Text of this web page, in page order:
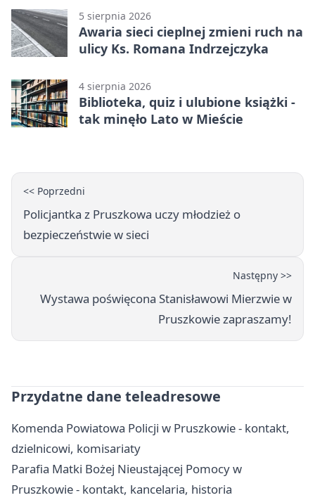
5 sierpnia 2026
Awaria sieci cieplnej zmieni ruch na
ulicy Ks. Romana Indrzejczyka
4 sierpnia 2026
Biblioteka, quiz i ulubione książki -
tak minęło Lato w Mieście
<< Poprzedni
Policjantka z Pruszkowa uczy młodzież o
bezpieczeństwie w sieci
Następny >>
Wystawa poświęcona Stanisławowi Mierzwie w
Pruszkowie zapraszamy!
Przydatne dane teleadresowe
Komenda Powiatowa Policji w Pruszkowie - kontakt,
dzielnicowi, komisariaty
Parafia Matki Bożej Nieustającej Pomocy w
Pruszkowie - kontakt, kancelaria, historia